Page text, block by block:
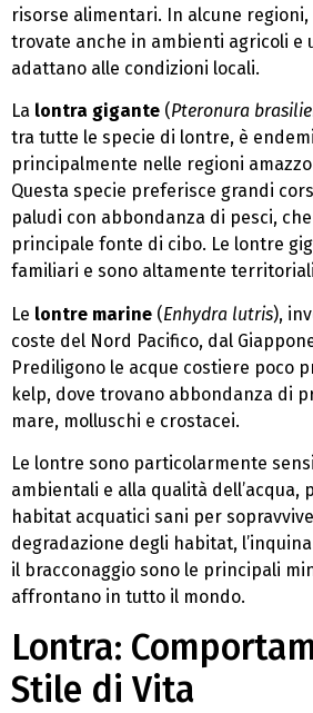
risorse alimentari. In alcune regioni,
trovate anche in ambienti agricoli e
adattano alle condizioni locali.
La lontra gigante (Pteronura
tra tutte le specie di lontre, è
principalmente nelle regioni
Questa specie preferisce grandi
paludi con abbondanza di pesci,
principale fonte di cibo. Le lontre
familiari e sono altamente
Le lontre marine (Enhydra lutris),
coste del Nord Pacifico, dal
Prediligono le acque costiere poco
kelp, dove trovano abbondanza di
mare, molluschi e crostacei.
Le lontre sono particolarmente
ambientali e alla qualità dell’acqua,
habitat acquatici sani per
degradazione degli habitat,
il bracconaggio sono le principali
affrontano in tutto il mondo.
Lontra:
Stile di Vita